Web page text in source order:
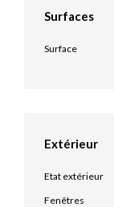
Surfaces
Surface
Extérieur
Etat extérieur
Fenêtres